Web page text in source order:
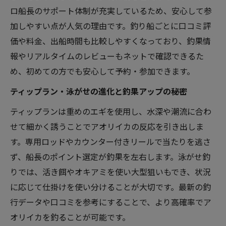
ロ船長のサポート体制が充実しているため、安心して参
加しやすい点が人気の理由です。釣り船ごとに口コミ評
価や料金、出船時間も比較しやすくなっており、釣果情
報やリアルタイムのレビューもネットで確認できるた
め、初めての方でも安心して予約・参加できます。
ティップラン・泳がせの進化と釣果アップの秘密
ティップランは重めのエギを使用し、水深や潮流に合わ
せて細かく誘うことでアオリイカの反応を引き出しま
す。専用ロッドやカウンター付きリールで当たりを逃さ
ず、船長のポイント選定が釣果を左右します。泳がせ釣
りでは、活き餌やオキアミを使い大型狙いもでき、状況
に応じて仕掛けを使い分けることが大切です。最新の釣
行データや口コミを参考にすることで、より高確率でア
オリイカを釣ることが可能です。